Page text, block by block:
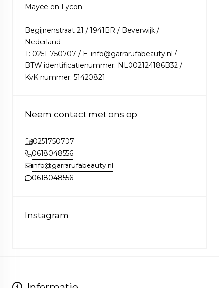
Mayee en Lycon.
Begijnenstraat 21 / 1941BR / Beverwijk /
Nederland
T: 0251-750707 / E: info@garrarufabeauty.nl /
BTW identificatienummer: NL002124186B32 /
KvK nummer: 51420821
Neem contact met ons op
0251750707
0618048556
info@garrarufabeauty.nl
0618048556
Instagram